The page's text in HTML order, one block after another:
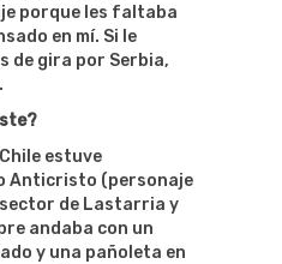
porque les faltaba
en mí. Si le
de gira por Serbia,
estuve
Anticristo (personaje
de Lastarria y
andaba con un
y una pañoleta en